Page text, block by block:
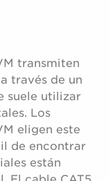
transmiten
través de un
suele utilizar
Los
eligen este
de encontrar
están